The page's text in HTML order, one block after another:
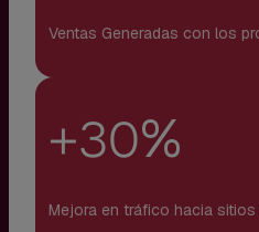
Ventas Generadas con los
+30%
Mejora en tráfico hacia